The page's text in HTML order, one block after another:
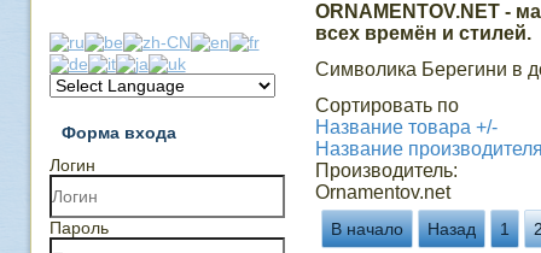
Форма входа
Логин
Пароль
ORNAMENTOV.NET -
всех времён и стилей.
Символика Берегини в
Сортировать по
Название товара +/-
Название
Производитель:
Ornamentov.net
В начало Назад 1